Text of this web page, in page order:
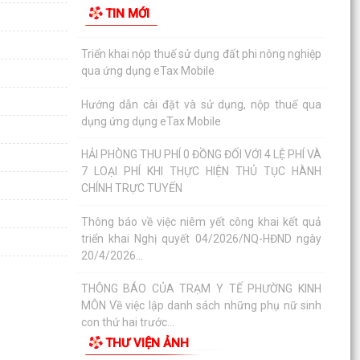
TIN MỚI
hành chính trên môi trường điện tử
Triển khai nộp thuế sử dụng đất phi nông nghiệp
qua ứng dụng eTax Mobile
Hướng dẫn cài đặt và sử dụng, nộp thuế qua
dụng ứng dụng eTax Mobile
HẢI PHÒNG THU PHÍ 0 ĐỒNG ĐỐI VỚI 4 LỆ PHÍ VÀ
7 LOẠI PHÍ KHI THỰC HIỆN THỦ TỤC HÀNH
CHÍNH TRỰC TUYẾN
Thông báo về việc niêm yết công khai kết quả
triển khai Nghị quyết 04/2026/NQ-HĐND ngày
20/4/2026...
THÔNG BÁO CỦA TRẠM Y TẾ PHƯỜNG KINH
MÔN Về việc lập danh sách những phụ nữ sinh
con thứ hai trước...
PHƯỜNG KINH MÔN TUYÊN TRUYỀN, HƯỚNG
THƯ VIỆN ẢNH